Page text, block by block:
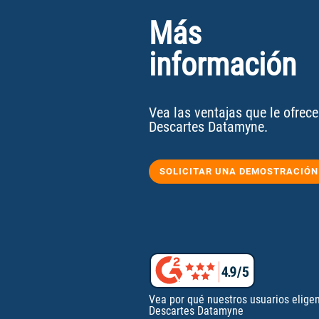
Más
información
Vea las ventajas que le ofrece
Descartes Datamyne.
SOLICITAR UNA DEMOSTRACIÓN
Vea por qué nuestros usuarios
Descartes Datamyne